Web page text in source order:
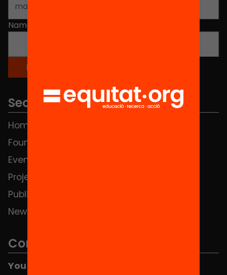
Name
Sections
Home
Foundation
Events
Projects
Publications and videos
News
Contact
You can find us at the Social HUB